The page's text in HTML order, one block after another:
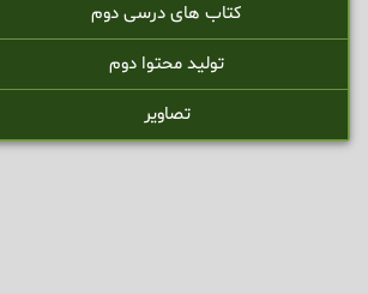
کتاب های درسی دوم
تولید محتوا دوم
تصاویر